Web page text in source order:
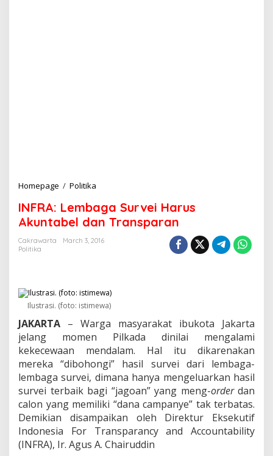
Homepage / Politika
F
R
A
:
a
g
S
r
v
e
i
H
a
r
u
s
A
INFRA: Lembaga Survei Harus
Akuntabel dan Transparan
Cakrawarta
March 3, 2016
Politika
Ilustrasi. (foto: istimewa)
JAKARTA – Warga masyarakat ibukota Jakarta
jelang momen Pilkada dinilai mengalami
kekecewaan mendalam. Hal itu dikarenakan
mereka “dibohongi” hasil survei dari lembaga-
lembaga survei, dimana hanya mengeluarkan hasil
survei terbaik bagi “jagoan” yang meng-orderdan
calon yang memiliki “dana campanye” tak terbatas.
Demikian disampaikan oleh Direktur Eksekutif
Indonesia For Transparancy and Accountability
(INFRA), Ir. Agus A. Chairuddin